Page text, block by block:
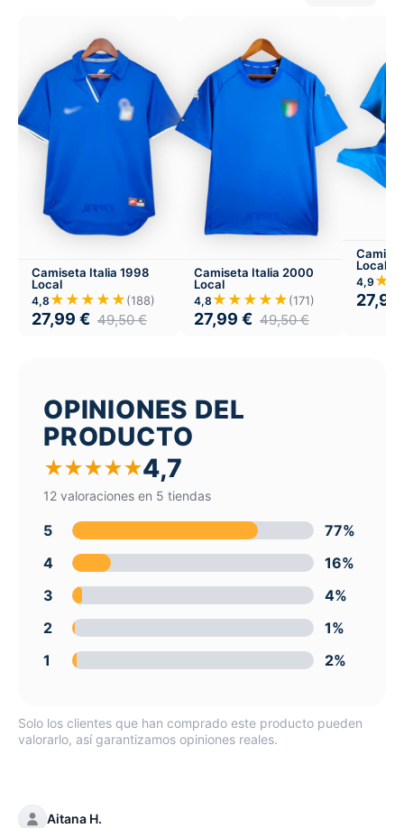
Camiseta Italia 1998
Local
4,8 ★★★★★(188)
27,99 € 49,50€
Camiseta Italia 2000
Local
4,8 ★★★★★(171)
27,99 € 49,50€
Local
4,9
27,99
OPINIONES DEL
PRODUCTO
★★★★★4,7
12 valoraciones en 5 tiendas
5
77%
4
16%
3
4%
2
1%
1
2%
Solo los clientes que han comprado este producto pueden
valorarlo, así garantizamos opiniones reales.
Aitana H.